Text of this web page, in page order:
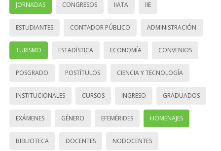
JORNADAS CONGRESOS IIATA IIE
ESTUDIANTES CONTADOR PÚBLICO ADMINISTRACIÓN
TURISMO ESTADÍSTICA ECONOMÍA CONVENIOS
POSGRADO POSTÍTULOS CIENCIA Y TECNOLOGÍA
INSTITUCIONALES CURSOS INGRESO GRADUADOS
EXÁMENES GÉNERO EFEMÉRIDES HOMENAJES
BIBLIOTECA DOCENTES NODOCENTES